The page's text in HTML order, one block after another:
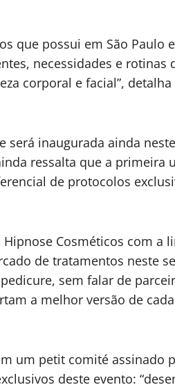
que possui em São Paulo
necessidades e
corporal e facial”,
inaugurada ainda
ressalta que a primeira
de protocolos
Cosméticos com a
de tratamentos neste
sem falar de
a melhor versão de
um petit comité assinado
deste evento: